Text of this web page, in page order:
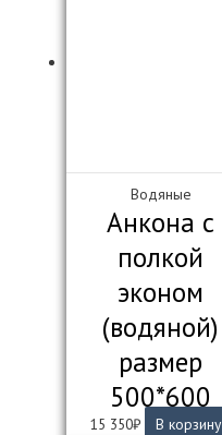
Водяные
Анкона с
полкой
эконом
(водяной)
размер
500*600
15 350₽ В корзину